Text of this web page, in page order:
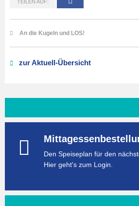
TEILEN AUF:
An die Kugeln und LOS!
zur Aktuell-Übersicht
Den Speiseplan für den
Hier geht's zum Login.